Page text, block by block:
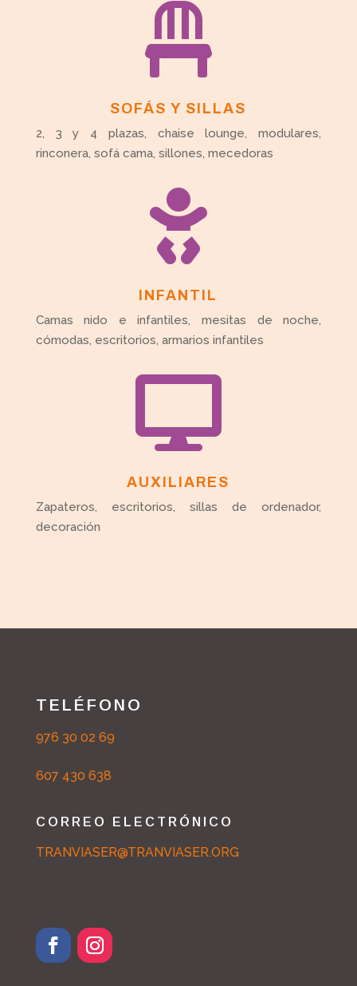

SOFÁS Y SILLAS
2, 3 y 4 plazas, chaise lounge, modulares,
rinconera, sofá cama, sillones, mecedoras

INFANTIL
Camas nido e infantiles, mesitas de noche,
cómodas, escritorios, armarios infantiles

AUXILIARES
Zapateros, escritorios, sillas de ordenador,
decoración
TELÉFONO
976 30 02 69
607 430 638
CORREO ELECTRÓNICO
TRANVIASER@TRANVIASER.ORG